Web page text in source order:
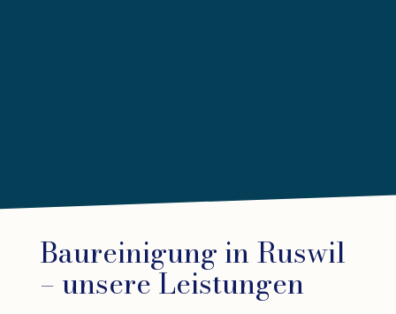
Baureinigung in Ruswil
– unsere Leistungen